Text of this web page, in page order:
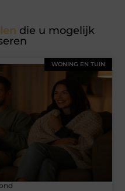
die u mogelijk
WONING EN TUIN